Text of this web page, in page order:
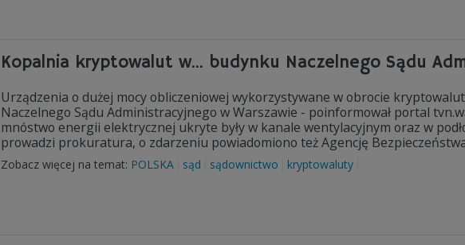
Kopalnia kryptowalut w... budynku Naczelnego Sądu
Urządzenia o dużej mocy obliczeniowej wykorzystywane w obrocie
Naczelnego Sądu Administracyjnego w Warszawie - poinformował portal
mnóstwo energii elektrycznej ukryte były w kanale wentylacyjnym oraz w
prowadzi prokuratura, o zdarzeniu powiadomiono też Agencję
Zobacz więcej na temat: POLSKA sąd sądownictwo kryptowaluty